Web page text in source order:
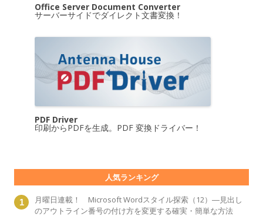
Office Server Document Converter
サーバーサイドでダイレクト文書変換！
PDF Driver
印刷からPDFを生成。PDF 変換ドライバー！
人気ランキング
月曜日連載！ Microsoft Wordスタイル探索（12）―見出し
のアウトライン番号の付け方を変更する確実・簡単な方法